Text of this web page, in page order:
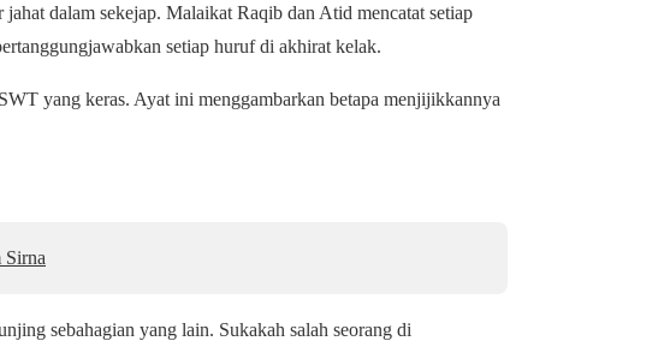
dalam sekejap. Malaikat Raqib dan Atid mencatat setiap
setiap huruf di akhirat kelak.
yang keras. Ayat ini menggambarkan betapa menjijikkannya
Sirna
sebahagian yang lain. Sukakah salah seorang di